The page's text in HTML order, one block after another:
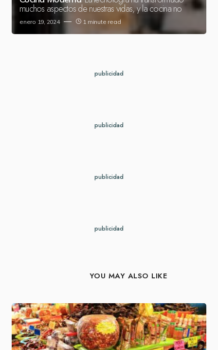
muchos aspectos de nuestras vidas, y la cocina no
enero 19, 2024 1 minute read
publicidad
publicidad
publicidad
publicidad
YOU MAY ALSO LIKE